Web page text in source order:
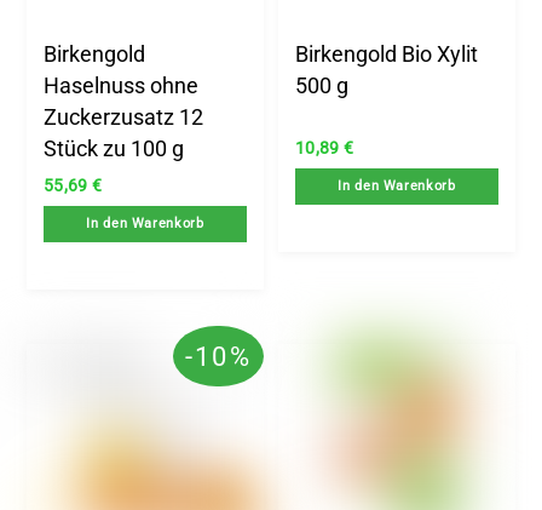
Birkengold
Haselnuss ohne
Zuckerzusatz 12
Stück zu 100 g
55,69 €
In den Warenkorb
Birkengold Bio Xylit
500 g
10,89 €
In den Warenkorb
-10%